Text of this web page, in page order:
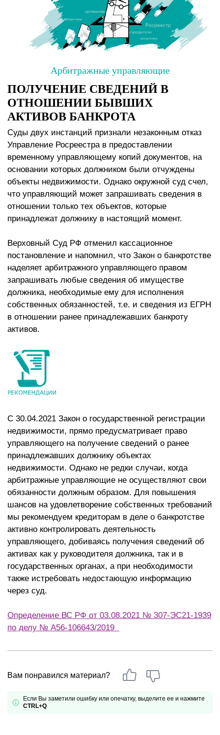
Арбитражные управляющие
ПОЛУЧЕНИЕ СВЕДЕНИЙ В
ОТНОШЕНИИ БЫВШИХ
АКТИВОВ БАНКРОТА
Суды двух инстанций признали незаконным отказ
Управление Росреестра в предоставлении
временному управляющему копий документов, на
основании которых должником были отчуждены
объекты недвижимости. Однако окружной суд счел,
что управляющий может запрашивать сведения в
отношении только тех объектов, которые
принадлежат должнику в настоящий момент.
Верховный Суд РФ отменил кассационное
постановление и напомнил, что Закон о банкротстве
наделяет арбитражного управляющего правом
запрашивать любые сведения об имуществе
должника, необходимые ему для исполнения
собственных обязанностей, т.е. и сведения из ЕГРН
в отношении ранее принадлежавших банкроту
активов.
С 30.04.2021 Закон о государственной регистрации
недвижимости, прямо предусматривает право
управляющего на получение сведений о ранее
принадлежавших должнику объектах
недвижимости. Однако не редки случаи, когда
арбитражные управляющие не осуществляют свои
обязанности должным образом. Для повышения
шансов на удовлетворение собственных требований
мы рекомендуем кредиторам в деле о банкротстве
активно контролировать деятельность
управляющего, добиваясь получения сведений об
активах как у руководителя должника, так и в
государственных органах, а при необходимости
также истребовать недостающую информацию
через суд.
Определение ВС РФ от 03.08.2021 № 307-ЭС21-1939
по делу № А56-106643/2019
Вам понравился материал?
Если Вы заметили ошибку или опечатку, выделите ее и нажмите
CTRL+Q